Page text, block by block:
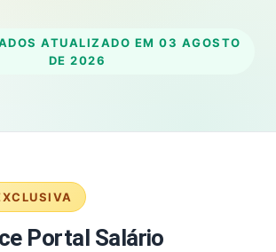
ATUALIZADO EM 03 AGOSTO
DE 2026
Portal Salário